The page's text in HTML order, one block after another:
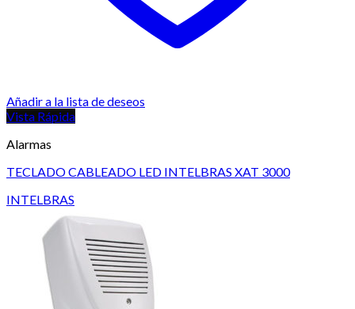
Añadir a la lista de deseos
Vista Rápida
Alarmas
TECLADO CABLEADO LED INTELBRAS XAT 3000
INTELBRAS